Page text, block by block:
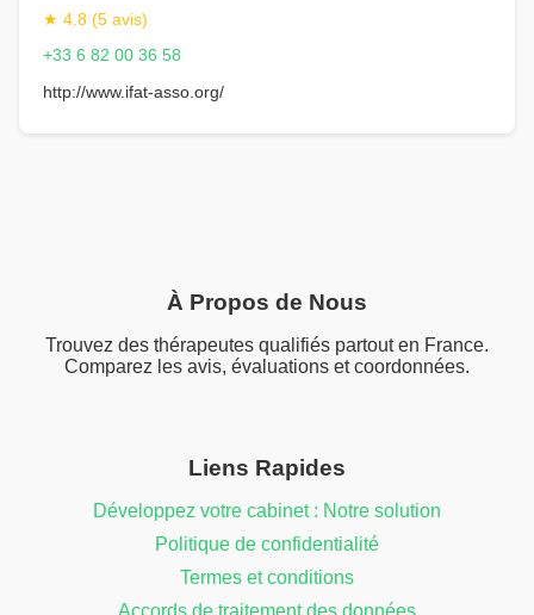
★ 4.8 (5 avis)
+33 6 82 00 36 58
http://www.ifat-asso.org/
À Propos de Nous
Trouvez des thérapeutes qualifiés partout en France.
Comparez les avis, évaluations et coordonnées.
Liens Rapides
Développez votre cabinet : Notre solution
Politique de confidentialité
Termes et conditions